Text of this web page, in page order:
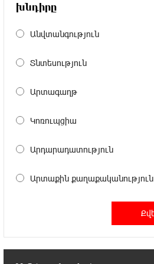
Լայպցիգը»
եկել Յան Դիոմանդեի տրանսֆերի
Այսօրվա
պահանջարկ չունեցող
Ատոմ Մխիթարյան
աչքերի առաջ․
Չպետք է լռել, պետք
Բաքվի ռեժիմի
«դատավճիռներից». Էդուարդ
խնդիրը
Անվտանգություն
Տնտեսություն
Արտագաղթ
Կոռուպցիա
Արդարադատություն
Արտաքին քաղաքականություն